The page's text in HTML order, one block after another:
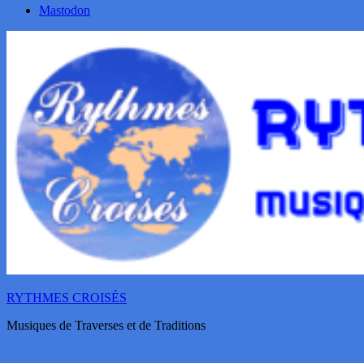
Mastodon
RYTHMES CROISÉS
Musiques de Traverses et de Traditions